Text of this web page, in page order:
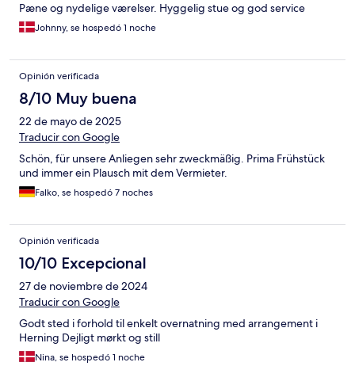
Pæne og nydelige værelser. Hyggelig stue og god service
Johnny, se hospedó 1 noche
Opinión verificada
8/10 Muy buena
22 de mayo de 2025
Traducir con Google
Schön, für unsere Anliegen sehr zweckmäßig. Prima Frühstück
und immer ein Plausch mit dem Vermieter.
Falko, se hospedó 7 noches
Opinión verificada
10/10 Excepcional
27 de noviembre de 2024
Traducir con Google
Godt sted i forhold til enkelt overnatning med arrangement i
Herning Dejligt mørkt og still
Nina, se hospedó 1 noche